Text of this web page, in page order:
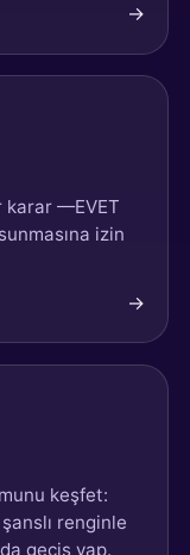
→
karar —EVET
izin
→
keşfet:
renginle
geçiş yap.